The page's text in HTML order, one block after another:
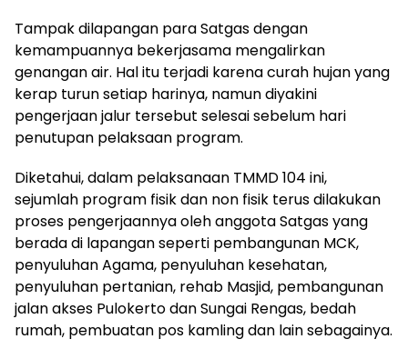
Tampak dilapangan para Satgas dengan
kemampuannya bekerjasama mengalirkan
genangan air. Hal itu terjadi karena curah hujan yang
kerap turun setiap harinya, namun diyakini
pengerjaan jalur tersebut selesai sebelum hari
penutupan pelaksaan program.
Diketahui, dalam pelaksanaan TMMD 104 ini,
sejumlah program fisik dan non fisik terus dilakukan
proses pengerjaannya oleh anggota Satgas yang
berada di lapangan seperti pembangunan MCK,
penyuluhan Agama, penyuluhan kesehatan,
penyuluhan pertanian, rehab Masjid, pembangunan
jalan akses Pulokerto dan Sungai Rengas, bedah
rumah, pembuatan pos kamling dan lain sebagainya.